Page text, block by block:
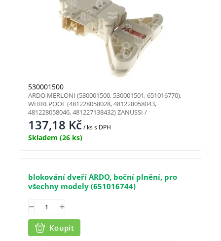
530001500
137,18 Kč/ kss DPH
Skladem (26 ks)
ARDO MERLONI (530001500, 530001501, 651016770),
WHIRLPOOL (481228058028, 481228058043,
481228058046, 481227138432) ZANUSSI /
blokování dveří ARDO, boční plnění, pro
všechny modely (651016744)
Koupit